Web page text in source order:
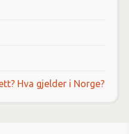
Hva gjelder i Norge?